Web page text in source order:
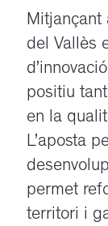
Mitjançant
del Vallès
positiu
en la
L’aposta
permet
territori i